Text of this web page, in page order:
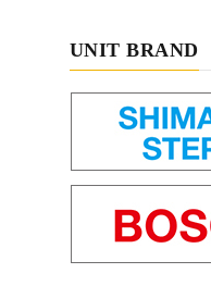
UNIT BRAND